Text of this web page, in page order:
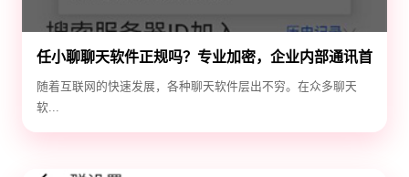
任小聊聊天软件正规吗？专业加密，企业内部通讯首
选！
随着互联网的快速发展，各种聊天软件层出不穷。在众多聊天
软...